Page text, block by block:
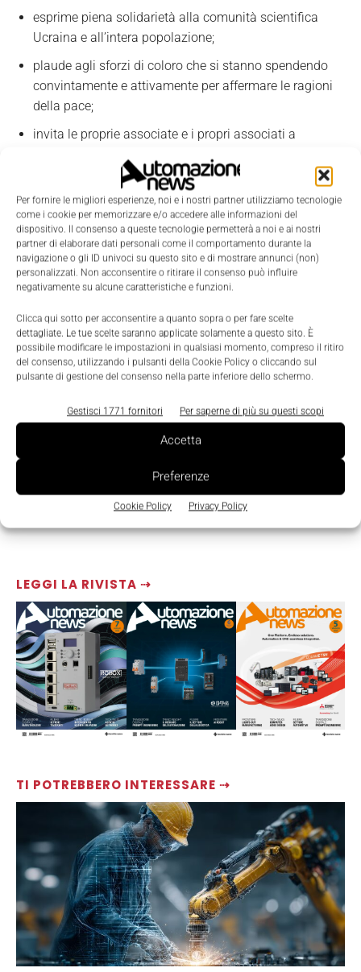
Per fornire le migliori esperienze, noi e i nostri partner utilizziamo tecnologie
come i cookie per memorizzare e/o accedere alle informazioni del
dispositivo. Il consenso a queste tecnologie permetterà a noi e ai nostri
partner di elaborare dati personali come il comportamento durante la
navigazione o gli ID univoci su questo sito e di mostrare annunci (non)
personalizzati. Non acconsentire o ritirare il consenso può influire
negativamente su alcune caratteristiche e funzioni.
Clicca qui sotto per acconsentire a quanto sopra o per fare scelte
dettagliate. Le tue scelte saranno applicate solamente a questo sito. È
possibile modificare le impostazioni in qualsiasi momento, compreso il ritiro
del consenso, utilizzando i pulsanti della Cookie Policy o cliccando sul
pulsante di gestione del consenso nella parte inferiore dello schermo.
Gestisci 1771 fornitori Per saperne di più su questi scopi
Accetta
Preferenze
Cookie Policy Privacy Policy
LEGGI LA RIVISTA ⇢
TI POTREBBERO INTERESSARE ⇢
esprime piena solidarietà alla comunità scientifica
Ucraina e all’intera popolazione;
plaude agli sforzi di coloro che si stanno spendendo
convintamente e attivamente per affermare le ragioni
della pace;
invita le proprie associate e i propri associati a
imprese in cui lavorano a offrire ospitalità a ricercatrici
e ricercatori e a studentesse e studenti in fuga
dall’Ucraina.
TAGS AIxIA Intelligenza Artificiale Ucraina